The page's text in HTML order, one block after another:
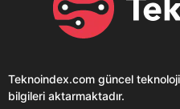
Teknoindex.com güncel
bilgileri aktarmaktadır.